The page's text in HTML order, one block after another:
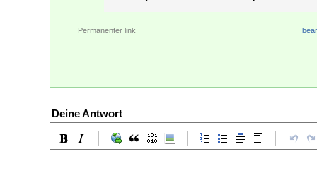
Permanenter link
Deine Antwort